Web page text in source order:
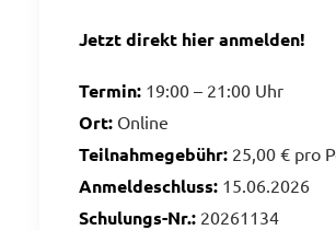
Jetzt direkt hier anmelden!
Termin: 19:00 – 21:00 Uhr
Ort: Online
Teilnahmegebühr: 25,00 € pro
Anmeldeschluss: 15.06.2026
Schulungs-Nr.: 20261134